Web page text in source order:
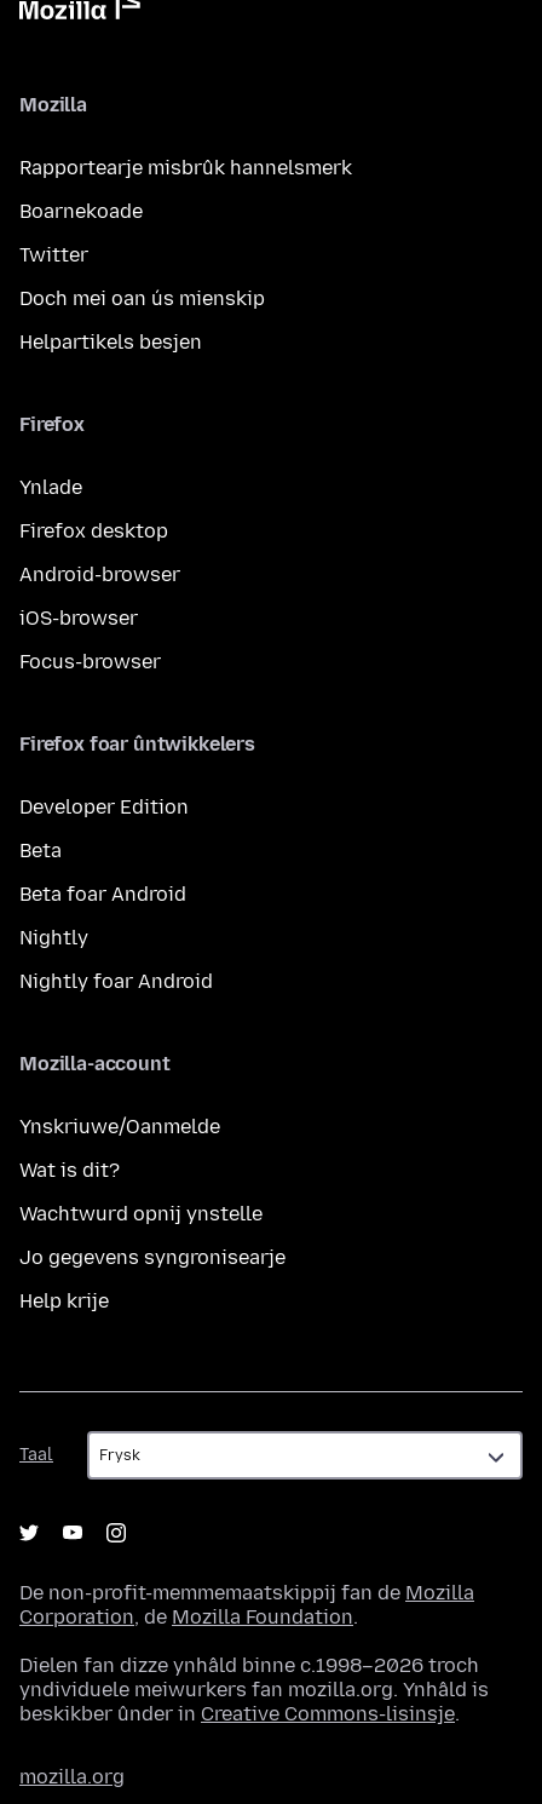
Mozilla
Rapportearje misbrûk hannelsmerk
Boarnekoade
Twitter
Doch mei oan ús mienskip
Helpartikels besjen
Firefox
Ynlade
Firefox desktop
Android-browser
iOS-browser
Focus-browser
Firefox foar ûntwikkelers
Developer Edition
Beta
Beta foar Android
Nightly
Nightly foar Android
Mozilla-account
Ynskriuwe/Oanmelde
Wat is dit?
Wachtwurd opnij ynstelle
Jo gegevens syngronisearje
Help krije
Taal
Taal
De non-profit-memmemaatskippij fan de Mozilla
Corporation, de Mozilla Foundation.
Dielen fan dizze ynhâld binne c.1998–2026 troch
yndividuele meiwurkers fan mozilla.org. Ynhâld is
beskikber ûnder in Creative Commons-lisinsje.
mozilla.org